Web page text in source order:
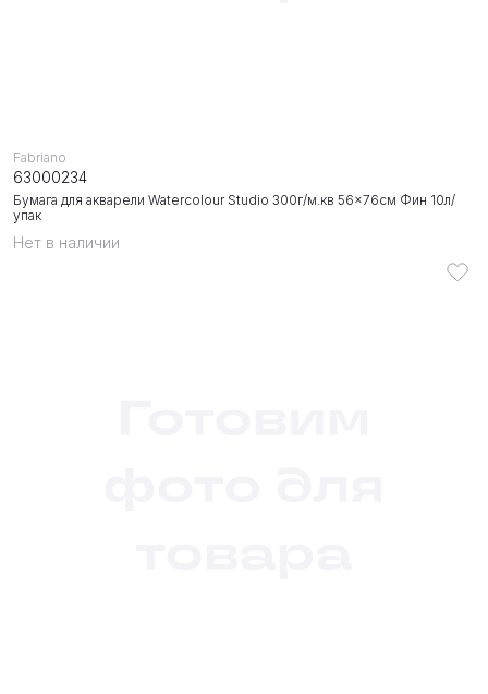
Нет в наличии
Бумага для акварели Watercolour Studio 300г/м.кв 56x76см Фин 10л/
упак
Fabriano
63000234